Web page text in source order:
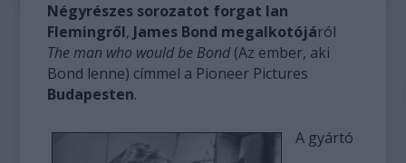
Négyrészes sorozatot forgat Ian
Flemingről, James Bond megalkotójáról
The man who would be Bond(Az ember, aki
Bond lenne) címmel a Pioneer Pictures
Budapesten.
A gyártó